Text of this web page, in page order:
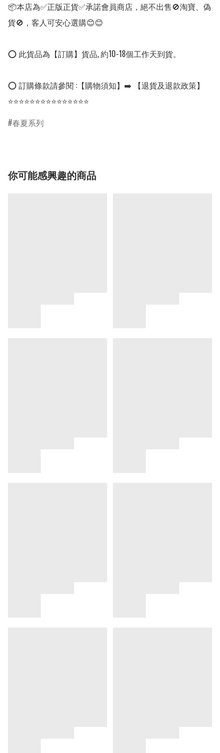
📦本店為✅正版正貨✅承諾會員商店，絕不出售🚫淘寶、偽
貨🚫，客人可安心選購😊😊
⭕ 此貨品為【訂購】貨品, 約10-18個工作天到貨。
⭕ 訂購條款請參閱 :【購物須知】➡️ 【退貨及退款政策】
⭐⭐⭐⭐⭐⭐⭐⭐⭐⭐⭐⭐⭐⭐⭐
春夏系列
你可能感興趣的商品